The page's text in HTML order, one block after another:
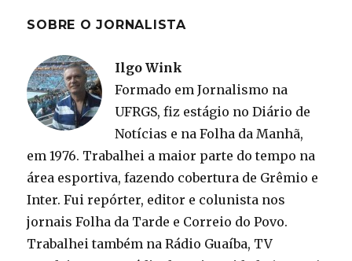
SOBRE O JORNALISTA
Ilgo Wink
Formado em Jornalismo na
UFRGS, fiz estágio no Diário de
Notícias e na Folha da Manhã,
em 1976. Trabalhei a maior parte do tempo na
área esportiva, fazendo cobertura de Grêmio e
Inter. Fui repórter, editor e colunista nos
jornais Folha da Tarde e Correio do Povo.
Trabalhei também na Rádio Guaíba, TV